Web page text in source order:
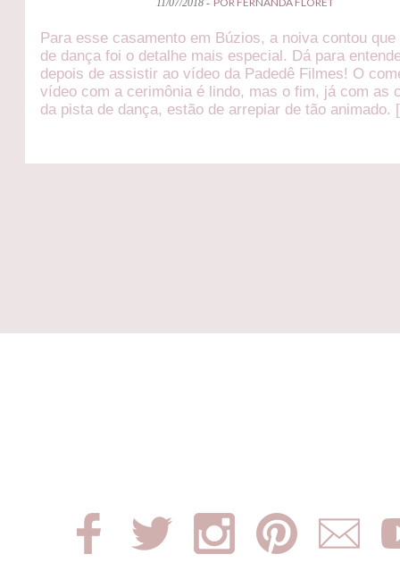
11/07/2018 -
Para esse casamento em Búzios, a noiva contou
de dança foi o detalhe mais especial. Dá para
depois de assistir ao vídeo da Padedê Filmes! O
vídeo com a cerimônia é lindo, mas o fim, já com as
da pista de dança, estão de arrepiar de tão